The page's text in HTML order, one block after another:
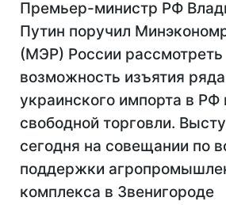
Премьер-министр РФ
Путин поручил
(МЭР) России рассмотреть
возможность изъятия
украинского импорта в
свободной торговли.
сегодня на совещании по
поддержки
комплекса в Звенигороде